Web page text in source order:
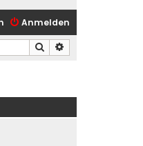
Anmelden
Suche